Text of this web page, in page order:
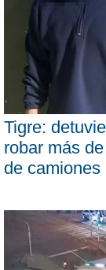
Tigre:
robar más
de camiones